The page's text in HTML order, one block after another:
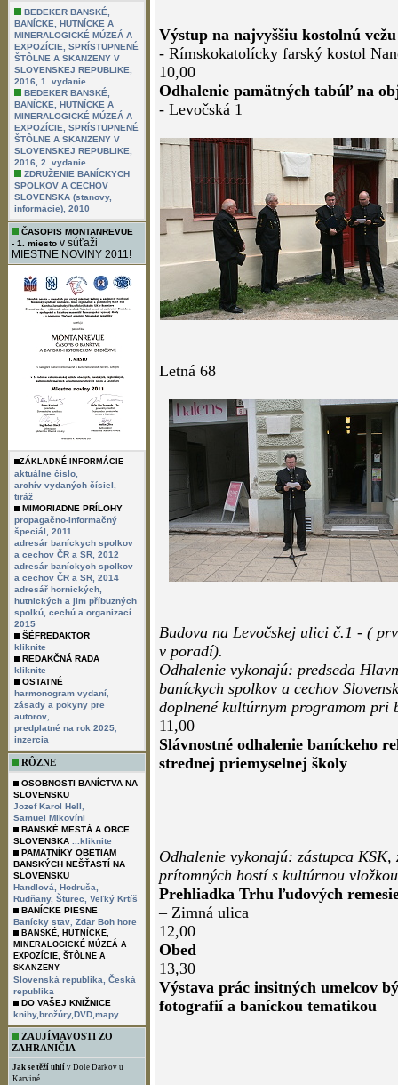
BEDEKER BANSKÉ,
BANÍCKE, HUTNÍCKE A
MINERALOGICKÉ MÚZEÁ A
EXPOZÍCIE, SPRÍSTUPNENÉ
ŠTÔLNE A SKANZENY V
SLOVENSKEJ REPUBLIKE,
2016, 1. vydanie
BEDEKER BANSKÉ,
BANÍCKE, HUTNÍCKE A
MINERALOGICKÉ MÚZEÁ A
EXPOZÍCIE, SPRÍSTUPNENÉ
ŠTÔLNE A SKANZENY V
SLOVENSKEJ REPUBLIKE,
2016, 2. vydanie
ZDRUŽENIE BANÍCKYCH
SPOLKOV A CECHOV
SLOVENSKA (stanovy,
informácie), 2010
ČASOPIS MONTANREVUE
- 1. miesto v súťaži
MIESTNE NOVINY 2011!
ZÁKLADNÉ INFORMÁCIE
aktuálne číslo,
archív vydaných čísiel,
tiráž
MIMORIADNE PRÍLOHY
propagačno-informačný
špeciál, 2011
adresár baníckych spolkov
a cechov ČR a SR, 2012
adresár baníckych spolkov
a cechov ČR a SR, 2014
adresář hornických,
hutnických a jim příbuzných
spolkú, cechú a organizací...
2015
ŠÉFREDAKTOR
kliknite
REDAKČNÁ RADA
kliknite
OSTATNÉ
harmonogram vydaní
zásady a pokyny pre
autorov
predplatné na rok 2025
inzercia
RÔZNE
OSOBNOSTI BANÍCTVA NA
SLOVENSKU
Jozef Karol Hell
Samuel Mikovíni
BANSKÉ MESTÁ A OBCE
SLOVENSKA
...kliknite
PAMÄTNÍKY OBETIAM
BANSKÝCH NEŠŤASTÍ NA
SLOVENSKU
Handlová,
Hodruša,
Rudňany, Šturec,
Veľký Krtíš
BANÍCKE PIESNE
Banícky stav Zdar Boh hore
BANSKÉ, HUTNÍCKE,
MINERALOGICKÉ MÚZEÁ A
EXPOZÍCIE, ŠTÔLNE A
SKANZENY
Slovenská republika,
Česká
republika
DO VAŠEJ KNIŽNICE
knihy,brožúry,DVD,mapy...
ZAUJÍMAVOSTI ZO
ZAHRANIČIA
Jak se těží uhlí v Dole Darkov u
Karviné
Výstup na najvyššiu kostolnú
- Rímskokatolícky farský kostol
10,00
Odhalenie pamätných tabúľ na
- Levočská 1
Letná 68
Budova na Levočskej ulici č.1 - (
v poradí).
Odhalenie vykonajú: predseda
baníckych spolkov a cechov
doplnené kultúrnym programom pri
11,00
Slávnostné odhalenie baníckeho
strednej priemyselnej školy
Odhalenie vykonajú: zástupca
prítomných hostí s kultúrnou
Prehliadka Trhu ľudových
– Zimná ulica
12,00
Obed
13,30
Výstava prác insitných umelcov
fotografií a baníckou tematikou